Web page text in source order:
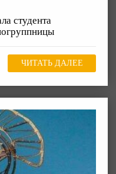
студента
ЧИТАТЬ ДАЛЕЕ